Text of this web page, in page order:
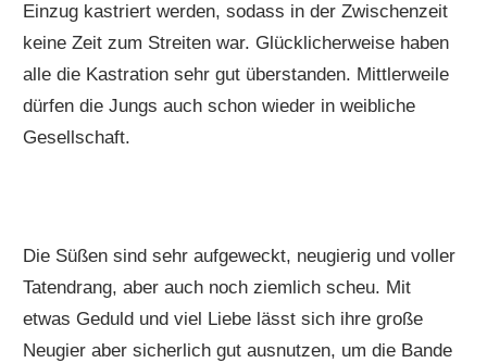
Einzug kastriert werden, sodass in der Zwischenzeit
keine Zeit zum Streiten war. Glücklicherweise haben
alle die Kastration sehr gut überstanden. Mittlerweile
dürfen die Jungs auch schon wieder in weibliche
Gesellschaft.
Die Süßen sind sehr aufgeweckt, neugierig und voller
Tatendrang, aber auch noch ziemlich scheu. Mit
etwas Geduld und viel Liebe lässt sich ihre große
Neugier aber sicherlich gut ausnutzen, um die Bande